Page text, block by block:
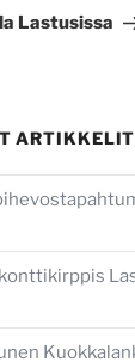
Lastusissa
ARTIKKELIT